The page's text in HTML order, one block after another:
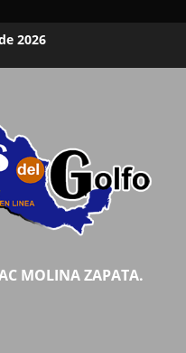
2026
MOLINA ZAPATA.